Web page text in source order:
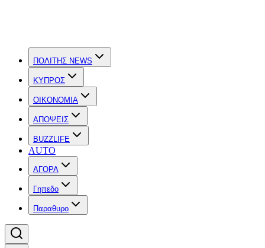
ΠΟΛΙΤΗΣ NEWS
ΚΥΠΡΟΣ
OIKONOMIA
ΑΠΟΨΕΙΣ
BUZZLIFE
AUTO
ΑΓΟΡΑ
Γηπεδο
Παραθυρο